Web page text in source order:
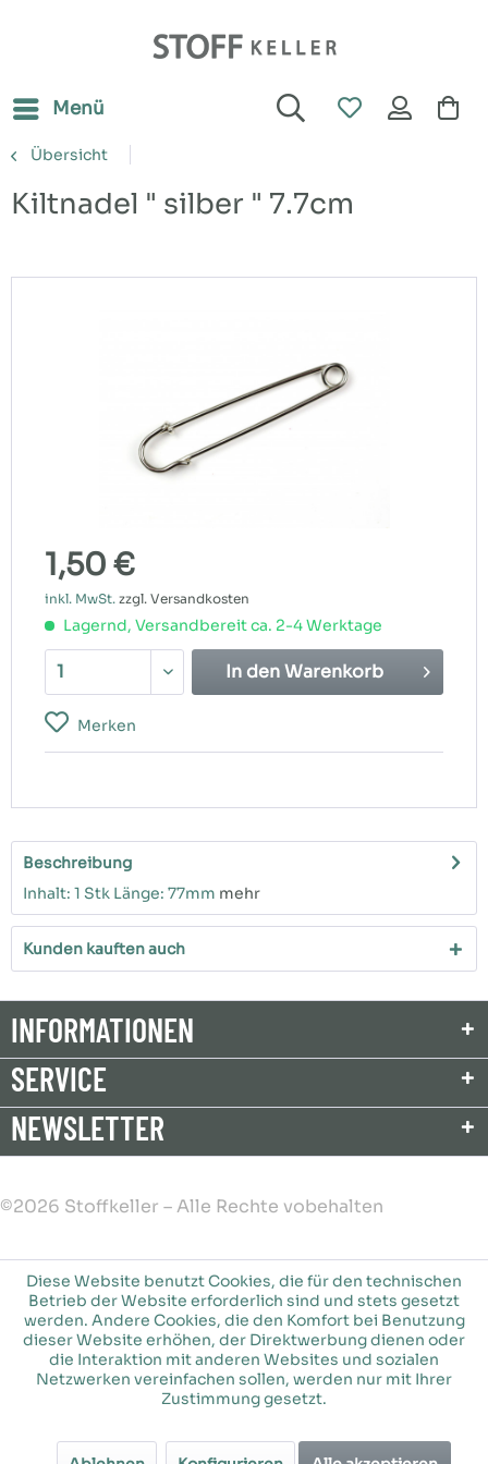
Menü
Übersicht
Kiltnadel " silber " 7.7cm
1,50 €
inkl. MwSt. zzgl. Versandkosten
Lagernd, Versandbereit ca. 2-4 Werktage
In denWarenkorb
Merken
Beschreibung
Inhalt: 1 Stk Länge: 77mm mehr
Kunden kauften auch
INFORMATIONEN
SERVICE
NEWSLETTER
©2026 Stoffkeller – Alle Rechte vobehalten
Diese Website benutzt Cookies, die für den technischen
Betrieb der Website erforderlich sind und stets gesetzt
werden. Andere Cookies, die den Komfort bei Benutzung
dieser Website erhöhen, der Direktwerbung dienen oder
die Interaktion mit anderen Websites und sozialen
Netzwerken vereinfachen sollen, werden nur mit Ihrer
Zustimmung gesetzt.